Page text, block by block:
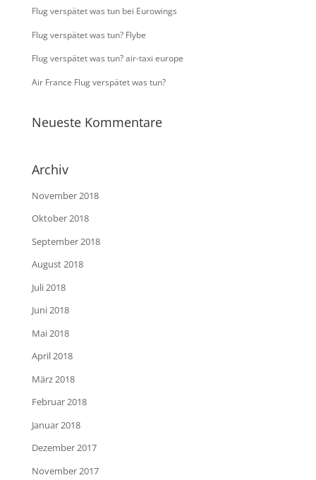
Flug verspätet was tun bei Eurowings
Flug verspätet was tun? Flybe
Flug verspätet was tun? air-taxi europe
Air France Flug verspätet was tun?
Neueste Kommentare
Archiv
November 2018
Oktober 2018
September 2018
August 2018
Juli 2018
Juni 2018
Mai 2018
April 2018
März 2018
Februar 2018
Januar 2018
Dezember 2017
November 2017